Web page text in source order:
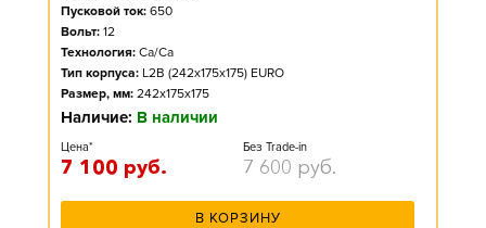
Пусковой ток: 650
Вольт: 12
Технология: Ca/Ca
Тип корпуса: L2B (242x175x175) EURO
Размер, мм: 242x175x175
Наличие: В наличии
Цена*
7 100 руб.
Без Trade-in
7 600 руб.
В КОРЗИНУ